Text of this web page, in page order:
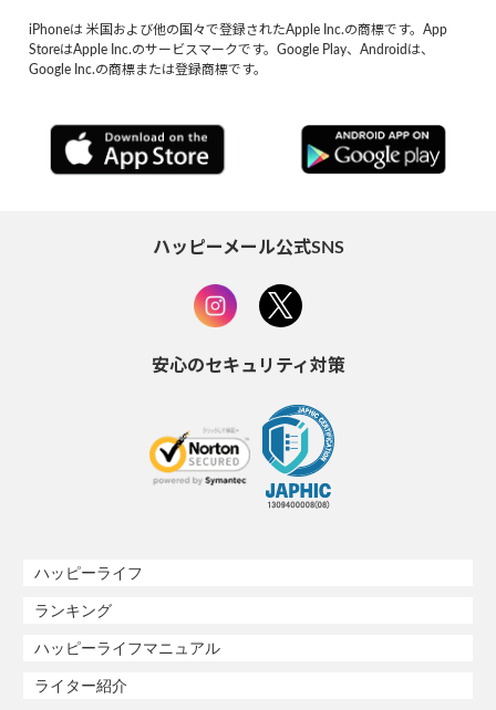
iPhoneは 米国および他の国々で登録されたApple Inc.の商標です。App
StoreはApple Inc.のサービスマークです。Google Play、Androidは、
Google Inc.の商標または登録商標です。
ハッピーメール公式SNS
安心のセキュリティ対策
ハッピーライフ
ランキング
ハッピーライフマニュアル
ライター紹介